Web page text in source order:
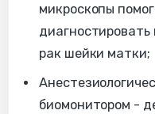
микроскопы
рак шейки матки;
биомонитором -